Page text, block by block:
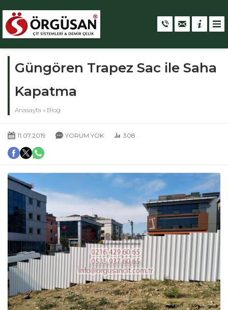
Güngören Trapez Sac ile Saha
Kapatma
Anasayfa » Blog
11.07.2019 YORUM YOK 308